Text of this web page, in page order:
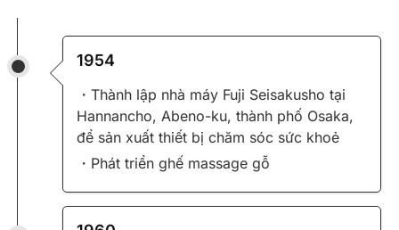
1954
・Thành lập nhà máy Fuji Seisakusho tại
Hannancho, Abeno-ku, thành phố Osaka,
để sản xuất thiết bị chăm sóc sức khoẻ
・Phát triển ghế massage gỗ